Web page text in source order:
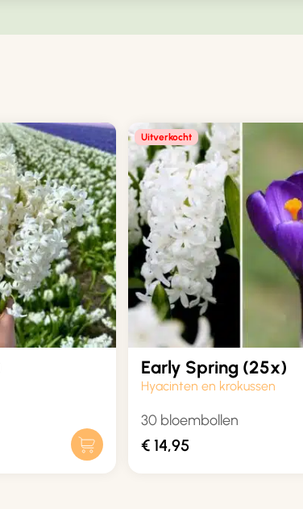
Uitverkocht
Early Spring (25x)
Hyacinten en krokussen
30 bloembollen
€14,95